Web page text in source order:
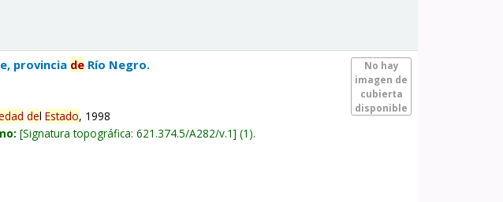
No hay
imagen de
cubierta
disponible
provincia de Río Negro.
delEstado, 1998
Signatura topográfica:621.374.5/A282/v.1 (1).